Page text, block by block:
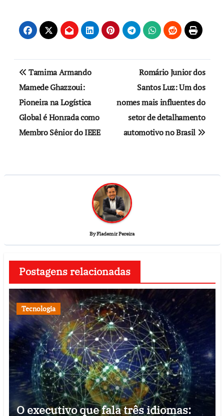
Tamima Armando
Mamede Ghazzoui:
Pioneira na Logística
Global é Honrada como
Membro Sênior do IEEE
Romário Junior dos
Santos Luz: Um dos
nomes mais influentes do
setor de detalhamento
automotivo no Brasil
ByFlademir Pereira
Postagens relacionadas
Tecnologia
O executivo que fala três idiomas: